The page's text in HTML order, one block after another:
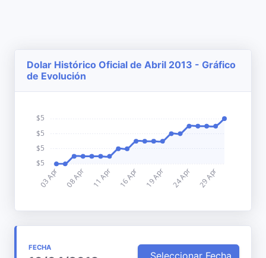
Dolar Histórico Oficial de Abril 2013 - Gráfico
de Evolución
FECHA
Seleccionar Fecha